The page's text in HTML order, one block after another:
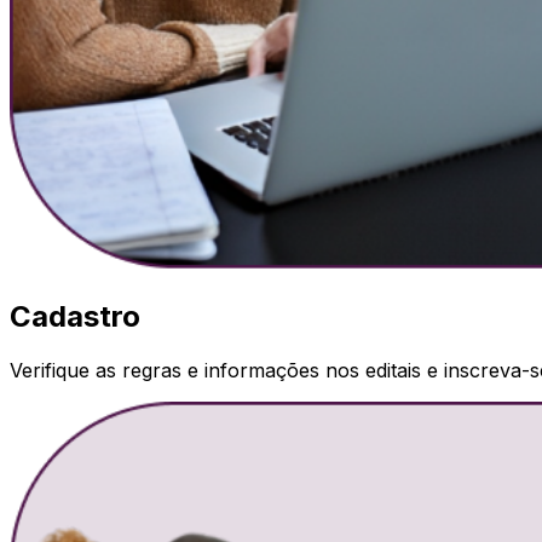
Cadastro
Verifique as regras e informações nos editais e inscreva-